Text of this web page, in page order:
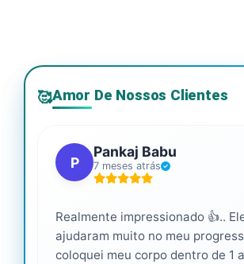
🥰Amor De Nossos Clientes
P
Pankaj Babu
7 meses atrás
Realmente impressionado 👍..
ajudaram muito no meu
coloquei meu corpo dentro de 1